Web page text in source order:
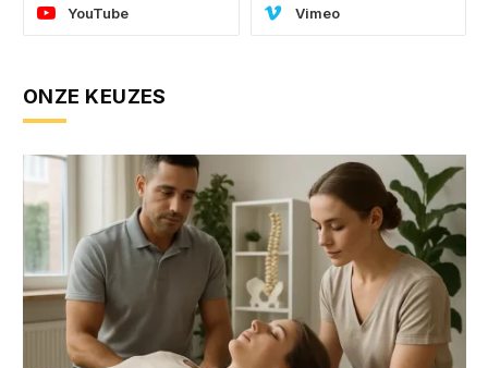
YouTube Vimeo
ONZE KEUZES